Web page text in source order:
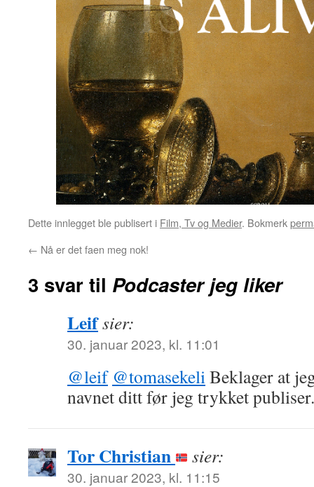
Dette innlegget ble publisert i Film, Tv og Medier. Bokmerk
← Nå er det faen meg nok!
3 svar til Podcaster jeg liker
Leifsier:
30. januar 2023, kl. 11:01
@leif @tomasekeliBeklager at
navnet ditt før jeg trykket publiser.
Tor Christian sier:
30. januar 2023, kl. 11:15